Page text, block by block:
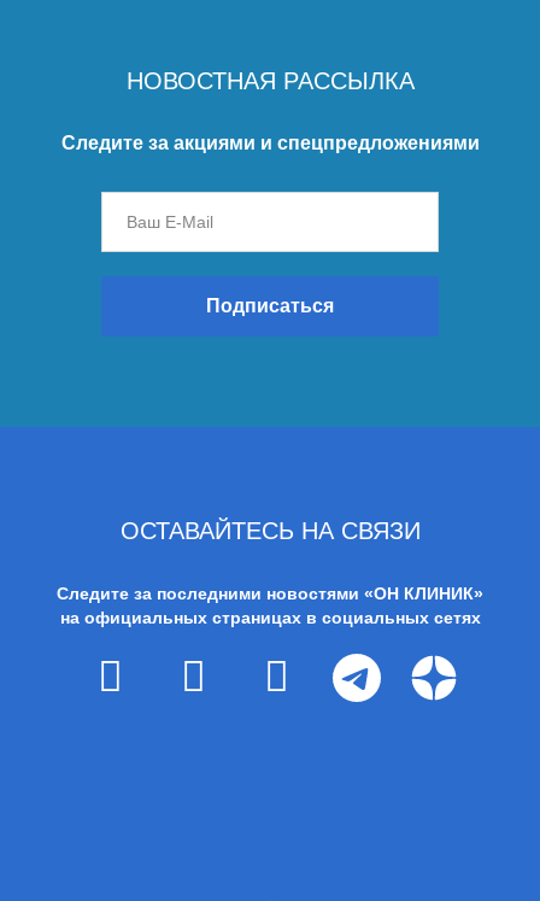
НОВОСТНАЯ РАССЫЛКА
Следите за акциями и спецпредложениями
Подписаться
ОСТАВАЙТЕСЬ НА СВЯЗИ
Следите за последними новостями «ОН КЛИНИК»
на официальных страницах в социальных сетях